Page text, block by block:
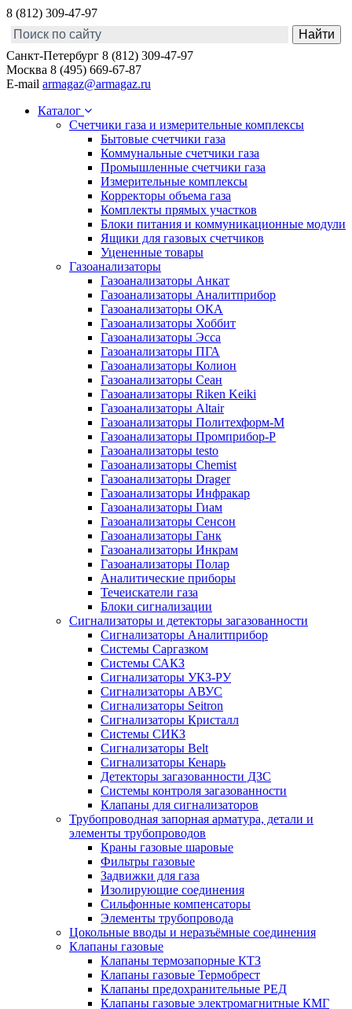
8 (812) 309-47-97
Санкт-Петербург 8 (812) 309-47-97
Москва 8 (495) 669-67-87
E-mail armagaz@armagaz.ru
Каталог
Счетчики газа и измерительные комплексы
Бытовые счетчики газа
Коммунальные счетчики газа
Промышленные счетчики газа
Измерительные комплексы
Корректоры объема газа
Комплекты прямых участков
Блоки питания и коммуникационные модули
Ящики для газовых счетчиков
Уцененные товары
Газоанализаторы
Газоанализаторы Анкат
Газоанализаторы Аналитприбор
Газоанализаторы ОКА
Газоанализаторы Хоббит
Газоанализаторы Эсса
Газоанализаторы ПГА
Газоанализаторы Колион
Газоанализаторы Сеан
Газоанализаторы Riken Keiki
Газоанализаторы Altair
Газоанализаторы Политехформ-М
Газоанализаторы Промприбор-Р
Газоанализаторы testo
Газоанализаторы Chemist
Газоанализаторы Drager
Газоанализаторы Инфракар
Газоанализаторы Гиам
Газоанализаторы Сенсон
Газоанализаторы Ганк
Газоанализаторы Инкрам
Газоанализаторы Полар
Аналитические приборы
Течеискатели газа
Блоки сигнализации
Сигнализаторы и детекторы загазованности
Сигнализаторы Аналитприбор
Системы Саргазком
Системы САКЗ
Сигнализаторы УКЗ-РУ
Сигнализаторы АВУС
Сигнализаторы Seitron
Сигнализаторы Кристалл
Системы СИКЗ
Сигнализаторы Belt
Сигнализаторы Кенарь
Детекторы загазованности ДЗС
Системы контроля загазованности
Клапаны для сигнализаторов
Трубопроводная запорная арматура, детали и
элементы трубопроводов
Краны газовые шаровые
Фильтры газовые
Задвижки для газа
Изолирующие соединения
Сильфонные компенсаторы
Элементы трубопровода
Цокольные вводы и неразъёмные соединения
Клапаны газовые
Клапаны термозапорные КТЗ
Клапаны газовые Термобрест
Клапаны предохранительные РЕД
Клапаны газовые электромагнитные КМГ